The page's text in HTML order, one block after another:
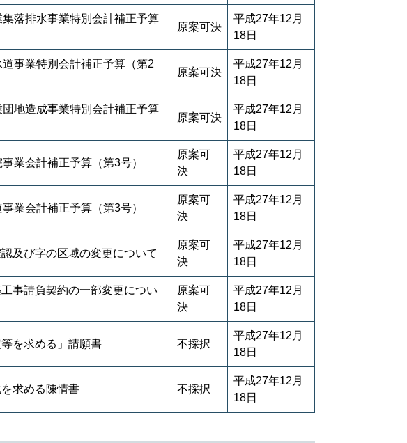
落排水事業特別会計補正予算
原案可決
平成27年12月
18日
事業特別会計補正予算（第2
原案可決
平成27年12月
18日
地造成事業特別会計補正予算
原案可決
平成27年12月
18日
業会計補正予算（第3号）
原案可
決
平成27年12月
18日
業会計補正予算（第3号）
原案可
決
平成27年12月
18日
及び字の区域の変更について
原案可
決
平成27年12月
18日
事請負契約の一部変更につい
原案可
決
平成27年12月
18日
を求める」請願書 不採択
平成27年12月
18日
を求める陳情書 不採択
平成27年12月
18日